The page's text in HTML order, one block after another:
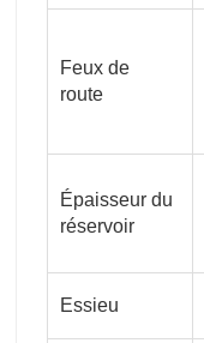
Feux de
route
Épaisseur du
réservoir
Essieu